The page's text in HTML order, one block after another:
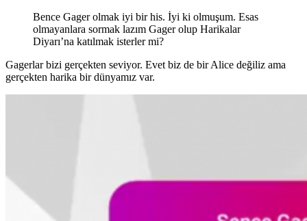
Bence Gager olmak iyi bir his. İyi ki olmuşum. Esas
olmayanlara sormak lazım Gager olup Harikalar
Diyarı’na katılmak isterler mi?
Gagerlar bizi gerçekten seviyor. Evet biz de bir Alice değiliz ama
gerçekten harika bir dünyamız var.